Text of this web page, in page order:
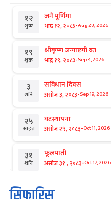
१२
शुक्र
जनै पूर्णिमा
भाद्र १२, २०८३-Aug 28, 2026
१९
शुक्र
श्रीकृष्ण जन्माष्टमी व्रत
भाद्र १९, २०८३-Sep 4, 2026
३
शनि
संविधान दिवस
असोज ३, २०८३-Sep 19, 2026
२५
आइत
घटस्थापना
असोज २५, २०८३-Oct 11, 2026
३१
शनि
फूलपाती
असोज ३१ , २०८३-Oct 17, 2026
१ कार्तिक सङ्क्रान्ति